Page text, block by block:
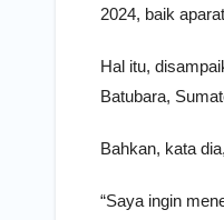
2024, baik
Hal itu,
Batubara,
Bahkan, kata
“Saya ingin